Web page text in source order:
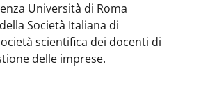
Università di Roma
Società Italiana di
scientifica dei docenti di
delle imprese.